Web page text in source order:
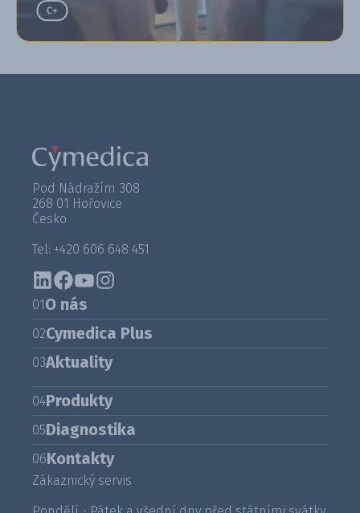
Pod Nádražím 308
268 01 Hořovice
Česko
Tel: +420 606 648 451
01O nás
02Cymedica Plus
03Aktuality
04Produkty
05Diagnostika
06Kontakty
Zákaznický servis